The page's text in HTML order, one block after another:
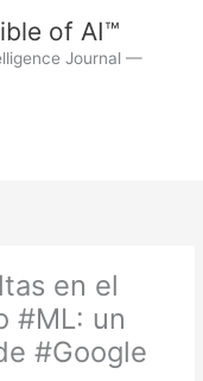
of AI™
Journal —
en el
#ML: un
#Google